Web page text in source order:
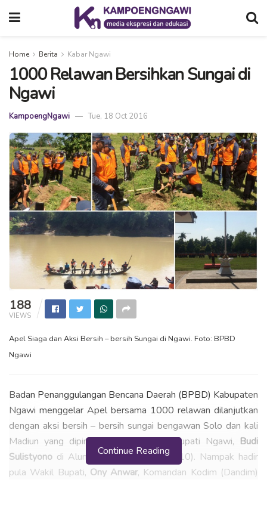
Home Berita Kabar Ngawi
1000 Relawan Bersihkan Sungai di
Ngawi
KampoengNgawi Tue, 18 Oct 2016
188
VIEWS
Apel Siaga dan Aksi Bersih – bersih Sungai di Ngawi. Foto: BPBD
Ngawi
Badan Penanggulangan Bencana Daerah (BPBD) Kabupaten
Ngawi menggelar Apel bersama 1000 relawan dilanjutkan
dengan aksi bersih – bersih sungai bengawan Solo dan kali
Madiun yang dipimpin langsung oleh Bupati Ngawi, Budi
Sulistyono di Alun – alun merdeka (18/10). Nampak hadir
pula Wakil Bupati, Ony Anwar, Komandan Kodim (Dandim)
Continue Reading